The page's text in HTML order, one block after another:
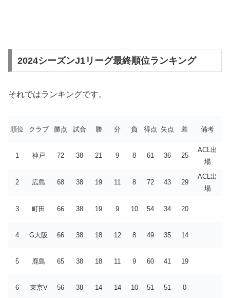
2024シーズンJ1リーグ最終順位ランキング
それではランキングです。
順位 クラブ 勝点 試合 勝 分 負 得点 失点 差 備考
1 神戸 72 38 21 9 8 61 36 25
ACL出
場
2 広島 68 38 19 11 8 72 43 29
ACL出
場
3 町田 66 38 19 9 10 54 34 20
4 G大阪 66 38 18 12 8 49 35 14
5 鹿島 65 38 18 11 9 60 41 19
6 東京V 56 38 14 14 10 51 51 0